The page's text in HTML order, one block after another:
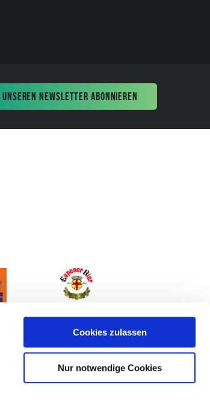
Cookies zulassen
Nur notwendige Cookies
NEWSLETTER ABONNIEREN